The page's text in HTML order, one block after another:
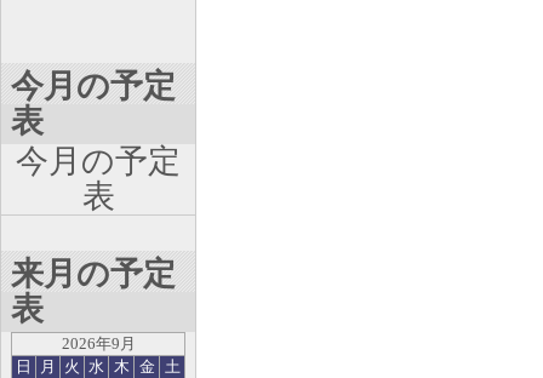
今月の予定
表
今月の予定
表
来月の予定
表
2026年9月
日
月 火 水 木 金 土